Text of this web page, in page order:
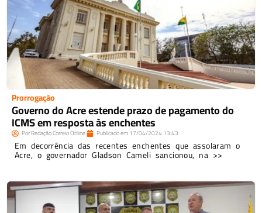
Prorrogação
Governo do Acre estende prazo de pagamento do
ICMS em resposta às enchentes
PorRedação Correio Online Publicado em17/04/2024 13:43
Em decorrência das recentes enchentes que assolaram o
Acre, o governador Gladson Cameli sancionou, na >>